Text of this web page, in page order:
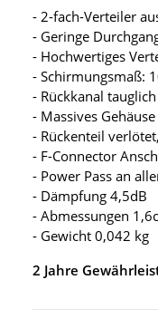
- 2-fach-Verteiler
- Geringe
- Hochwertiges
- Schirmungsmaß:
- Rückkanal tauglich
- Massives
- Rückenteil
- F-Connector
- Power Pass an
- Dämpfung 4,5dB
- Abmessungen
- Gewicht 0,042 kg
2 Jahre